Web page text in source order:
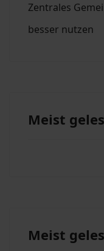
Zentrales
besser nutzen
Meist
Meist